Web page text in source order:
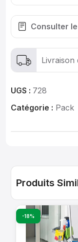
Consulter
Livraison
UGS : 728
Catégorie : Pack
Produits
-18%